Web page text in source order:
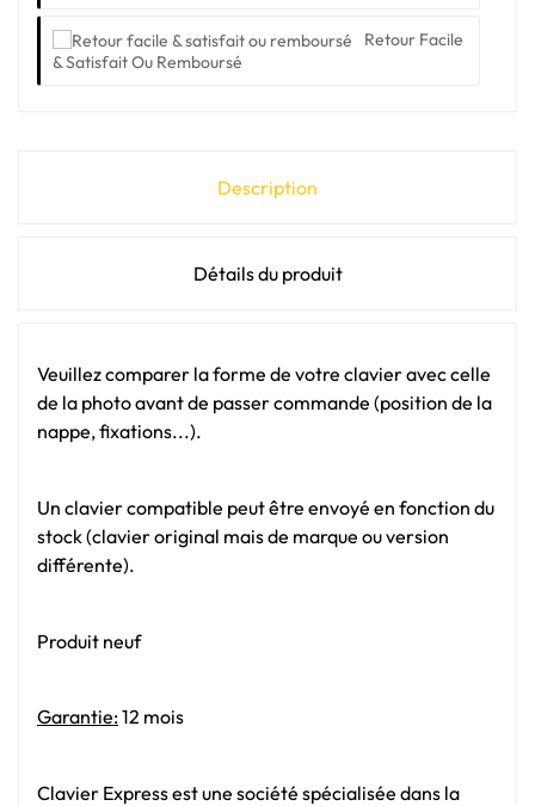
Retour Facile
& Satisfait Ou Remboursé
Description
Détails du produit
Veuillez comparer la forme de votre clavier avec celle
de la photo avant de passer commande (position de la
nappe, fixations...).
Un clavier compatible peut être envoyé en fonction du
stock (clavier original mais de marque ou version
différente).
Produit neuf
Garantie:12 mois
Clavier Express est une société spécialisée dans la